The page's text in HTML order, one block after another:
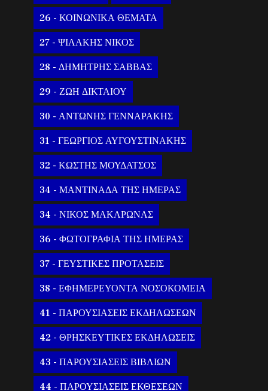
26 - ΚΟΙΝΩΝΙΚΑ ΘΕΜΑΤΑ
27 - ΨΙΛΑΚΗΣ ΝΙΚΟΣ
28 - ΔΗΜΗΤΡΗΣ ΣΑΒΒΑΣ
29 - ΖΩΗ ΔΙΚΤΑΙΟΥ
30 - ΑΝΤΩΝΗΣ ΓΕΝΝΑΡΑΚΗΣ
31 - ΓΕΩΡΓΙΟΣ ΑΥΓΟΥΣΤΙΝΑΚΗΣ
32 - ΚΩΣΤΗΣ ΜΟΥΔΑΤΣΟΣ
34 - ΜΑΝΤΙΝΑΔΑ ΤΗΣ ΗΜΕΡΑΣ
34 - ΝΙΚΟΣ ΜΑΚΑΡΩΝΑΣ
36 - ΦΩΤΟΓΡΑΦΙΑ ΤΗΣ ΗΜΕΡΑΣ
37 - ΓΕΥΣΤΙΚΕΣ ΠΡΟΤΑΣΕΙΣ
38 - ΕΦΗΜΕΡΕΥΟΝΤΑ ΝΟΣΟΚΟΜΕΙΑ
41 - ΠΑΡΟΥΣΙΑΣΕΙΣ ΕΚΔΗΛΩΣΕΩΝ
42 - ΘΡΗΣΚΕΥΤΙΚΕΣ ΕΚΔΗΛΩΣΕΙΣ
43 - ΠΑΡΟΥΣΙΑΣΕΙΣ ΒΙΒΛΙΩΝ
44 - ΠΑΡΟΥΣΙΑΣΕΙΣ ΕΚΘΕΣΕΩΝ